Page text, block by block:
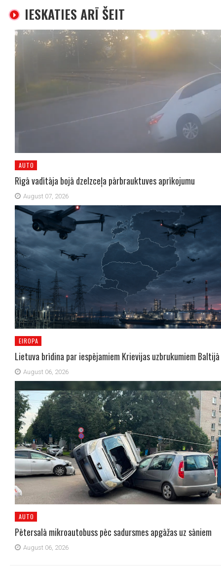
IESKATIES ARĪ ŠEIT
AUTO
Rīgā vadītāja bojā dzelzceļa pārbrauktuves aprīkojumu
August 07, 2026
EIROPA
Lietuva brīdina par iespējamiem Krievijas uzbrukumiem Baltijā
August 06, 2026
AUTO
Pētersalā mikroautobuss pēc sadursmes apgāžas uz sāniem
August 06, 2026